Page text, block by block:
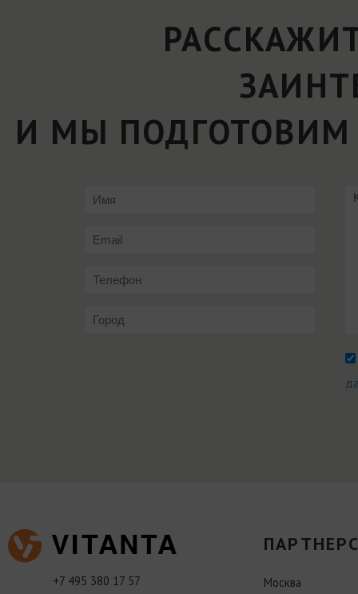
И МЫ ПОДГОТОВИМ
+7 495 380 17 57
Москва